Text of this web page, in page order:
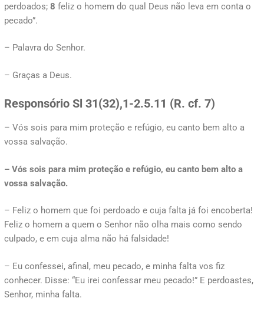
perdoados; 8 feliz o homem do qual Deus não leva em conta o
pecado”.
– Palavra do Senhor.
– Graças a Deus.
Responsório Sl 31(32),1-2.5.11 (R. cf. 7)
– Vós sois para mim proteção e refúgio, eu canto bem alto a
vossa salvação.
– Vós sois para mim proteção e refúgio, eu canto bem alto a
vossa salvação.
– Feliz o homem que foi perdoado e cuja falta já foi encoberta!
Feliz o homem a quem o Senhor não olha mais como sendo
culpado, e em cuja alma não há falsidade!
– Eu confessei, afinal, meu pecado, e minha falta vos fiz
conhecer. Disse: “Eu irei confessar meu pecado!” E perdoastes,
Senhor, minha falta.